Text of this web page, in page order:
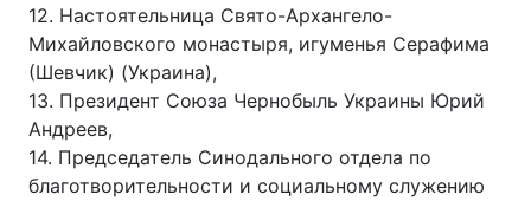
12. Настоятельница Свято-Архангело-
Михайловского монастыря, игуменья Серафима
(Шевчик) (Украина),
13. Президент Союза Чернобыль Украины Юрий
Андреев,
14. Председатель Синодального отдела по
благотворительности и социальному служению